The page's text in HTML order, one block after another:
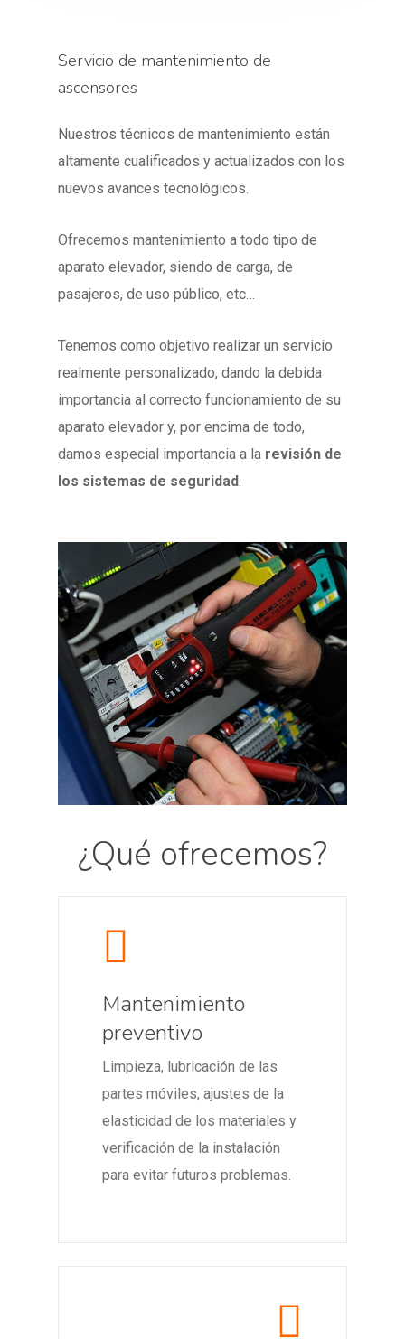
Servicio de mantenimiento de
ascensores
Nuestros técnicos de mantenimiento están
altamente cualificados y actualizados con los
nuevos avances tecnológicos.
Ofrecemos mantenimiento a todo tipo de
aparato elevador, siendo de carga, de
pasajeros, de uso público, etc…
Tenemos como objetivo realizar un servicio
realmente personalizado, dando la debida
importancia al correcto funcionamiento de su
aparato elevador y, por encima de todo,
damos especial importancia a la revisión de
los sistemas de seguridad
¿Qué ofrecemos?
Mantenimiento
preventivo
Limpieza, lubricación de las
partes móviles, ajustes de la
elasticidad de los materiales y
verificación de la instalación
para evitar futuros problemas.